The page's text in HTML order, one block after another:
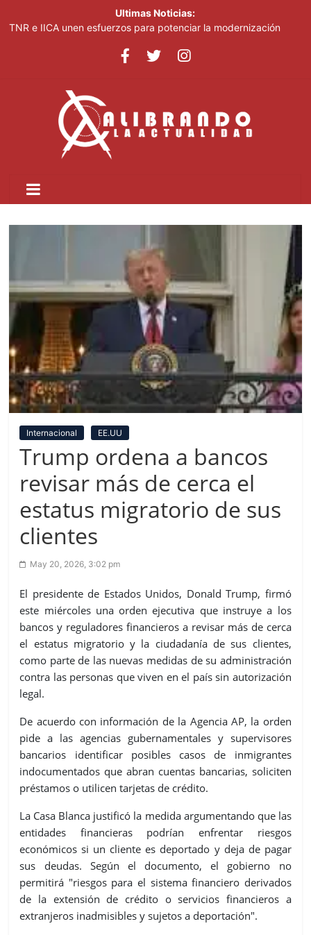
Ultimas Noticias:
TNR e IICA unen esfuerzos para potenciar la modernización
José Antonio Kast anuncia reforma constitucional para mejorar
de Fotoperiodismo y Comunicación Visual Estratégica:
FOTOCOM 2026
COOPNAMA convoca a sus asociados a participar en las
Asambleas Distritales y General Ordinaria de Delegados
MICM lleva la Ruta Mipymes a San Pedro de Macorís
Internacional EE.UU
Trump ordena a bancos
revisar más de cerca el
estatus migratorio de sus
clientes
May 20, 2026, 3:02 pm
El presidente de Estados Unidos, Donald Trump, firmó
este miércoles una orden ejecutiva que instruye a los
bancos y reguladores financieros a revisar más de cerca
el estatus migratorio y la ciudadanía de sus clientes,
como parte de las nuevas medidas de su administración
contra las personas que viven en el país sin autorización
legal.
De acuerdo con información de la Agencia AP, la orden
pide a las agencias gubernamentales y supervisores
bancarios identificar posibles casos de inmigrantes
indocumentados que abran cuentas bancarias, soliciten
préstamos o utilicen tarjetas de crédito.
La Casa Blanca justificó la medida argumentando que las
entidades financieras podrían enfrentar riesgos
económicos si un cliente es deportado y deja de pagar
sus deudas. Según el documento, el gobierno no
permitirá "riesgos para el sistema financiero derivados
de la extensión de crédito o servicios financieros a
extranjeros inadmisibles y sujetos a deportación".